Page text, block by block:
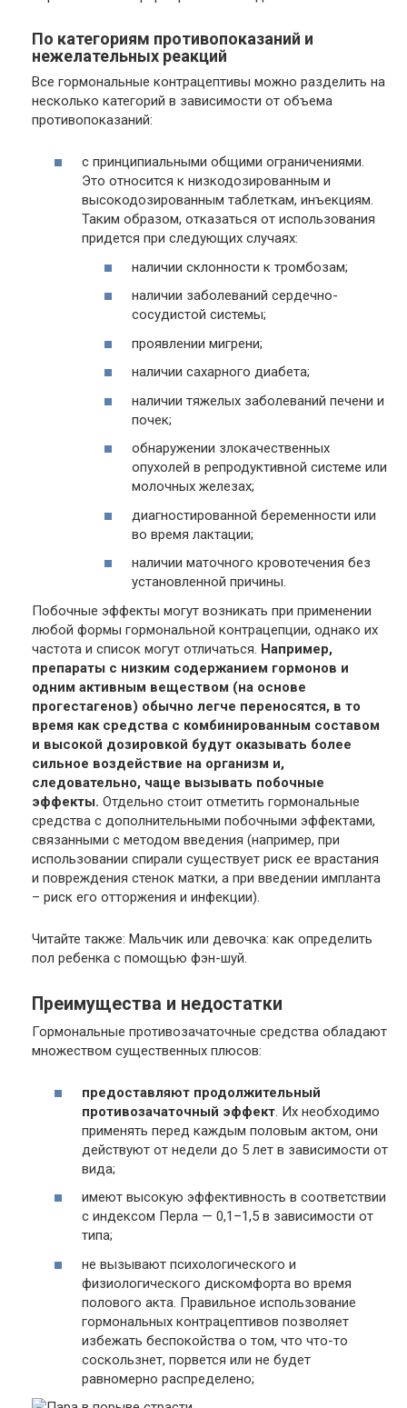
По категориям противопоказаний и
нежелательных реакций
Все гормональные контрацептивы можно разделить на
несколько категорий в зависимости от объема
противопоказаний:
с принципиальными общими ограничениями.
Это относится к низкодозированным и
высокодозированным таблеткам, инъекциям.
Таким образом, отказаться от использования
придется при следующих случаях:
наличии склонности к тромбозам;
наличии заболеваний сердечно-
сосудистой системы;
проявлении мигрени;
наличии сахарного диабета;
наличии тяжелых заболеваний печени и
почек;
обнаружении злокачественных
опухолей в репродуктивной системе или
молочных железах;
диагностированной беременности или
во время лактации;
наличии маточного кровотечения без
установленной причины.
Побочные эффекты могут возникать при применении
любой формы гормональной контрацепции, однако их
частота и список могут отличаться. Например,
препараты с низким содержанием гормонов и
одним активным веществом (на основе
прогестагенов) обычно легче переносятся, в то
время как средства с комбинированным составом
и высокой дозировкой будут оказывать более
сильное воздействие на организм и,
следовательно, чаще вызывать побочные
эффекты. Отдельно стоит отметить гормональные
средства с дополнительными побочными эффектами,
связанными с методом введения (например, при
использовании спирали существует риск ее врастания
и повреждения стенок матки, а при введении импланта
– риск его отторжения и инфекции).
Читайте также: Мальчик или девочка: как определить
пол ребенка с помощью фэн-шуй.
Преимущества и недостатки
Гормональные противозачаточные средства обладают
множеством существенных плюсов:
предоставляют продолжительный
противозачаточный эффект. Их необходимо
применять перед каждым половым актом, они
действуют от недели до 5 лет в зависимости от
вида;
имеют высокую эффективность в соответствии
с индексом Перла — 0,1–1,5 в зависимости от
типа;
не вызывают психологического и
физиологического дискомфорта во время
полового акта. Правильное использование
гормональных контрацептивов позволяет
избежать беспокойства о том, что что-то
соскользнет, порвется или не будет
равномерно распределено;